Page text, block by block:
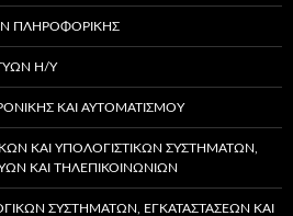
ΠΛΗΡΟΦΟΡΙΚΉΣ
Η/Υ
ΚΑΙ ΑΥΤΟΜΑΤΙΣΜΟΥ
ΚΑΙ ΥΠΟΛΟΓΙΣΤΙΚΏΝ ΣΥΣΤΗΜΆΤΩΝ,
ΚΑΙ ΤΗΛΕΠΙΚΟΙΝΩΝΙΏΝ
ΣΥΣΤΗΜΆΤΩΝ, ΕΓΚΑΤΑΣΤΆΣΕΩΝ ΚΑΙ